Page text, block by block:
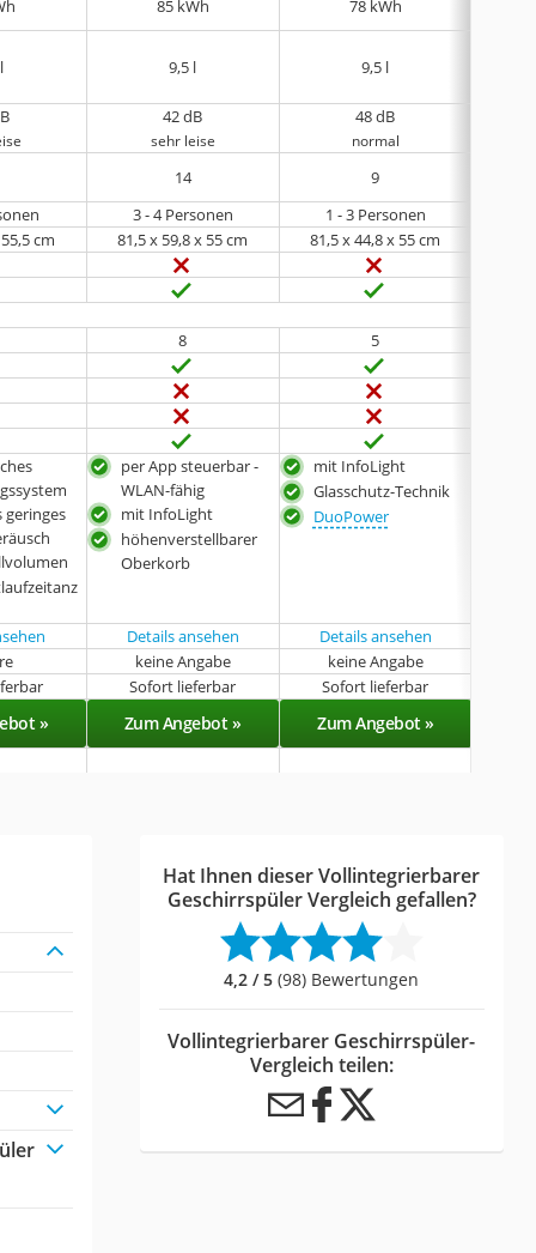
85 kWh
78 kWh
9,5 l 9,5 l
42 dB
sehr leise
48 dB
normal
14
9
3 - 4 Personen 1 - 3 Personen
cm 81,5 x 59,8 x 55 cm 81,5 x 44,8 x 55 cm
8
5
geringes
per App steuerbar -
WLAN-fähig
mit InfoLight
höhenverstellbarer
Oberkorb
mit InfoLight
Glasschutz-Technik
DuoPower
Details ansehen Details ansehen
keine Angabe keine Angabe
Sofort lieferbar Sofort lieferbar
» Zum Angebot » Zum Angebot »
Hat Ihnen dieser Vollintegrierbarer
Geschirrspüler Vergleich gefallen?
4,2 / 5 (98) Bewertungen
Vollintegrierbarer Geschirrspüler-
Vergleich teilen: